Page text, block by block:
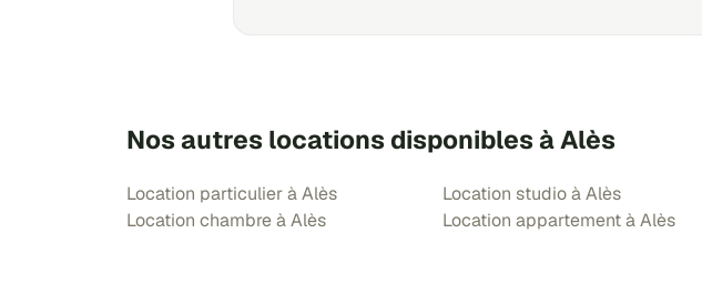
Nos autres locations disponibles à Alès
Location particulier à Alès
Location chambre à Alès
Location studio à Alès
Location appartement à Alès